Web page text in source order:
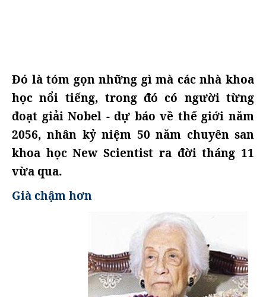
Đó là tóm gọn những gì mà các nhà khoa
học nổi tiếng, trong đó có người từng
đoạt giải Nobel - dự báo về thế giới năm
2056, nhân kỷ niệm 50 năm chuyên san
khoa học New Scientist ra đời tháng 11
vừa qua.
Già chậm hơn